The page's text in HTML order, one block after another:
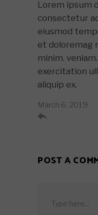
Lorem ipsum
consectetur
eiusmod
et doloremag
minim.
exercitation
aliquip ex.
March 6, 2019

POST A